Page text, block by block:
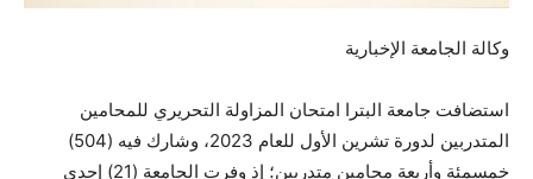
وكالة الجامعة الإخبارية
استضافت جامعة البترا امتحان المزاولة التحريري للمحامين
المتدربين لدورة تشرين الأول للعام 2023، وشارك فيه (504)
خمسمئة وأربعة محامين متدربين؛ إذ وفرت الجامعة (21) إحدى